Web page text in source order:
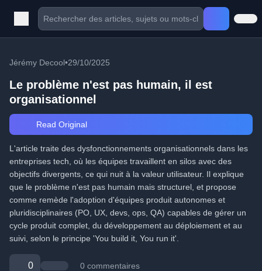
Jérémy Decool•29/10/2025
Le problème n'est pas humain, il est
organisationnel
Read Original
L'article traite des dysfonctionnements organisationnels dans les
entreprises tech, où les équipes travaillent en silos avec des
objectifs divergents, ce qui nuit à la valeur utilisateur. Il explique
que le problème n'est pas humain mais structurel, et propose
comme remède l'adoption d'équipes produit autonomes et
pluridisciplinaires (PO, UX, devs, ops, QA) capables de gérer un
cycle produit complet, du développement au déploiement et au
suivi, selon le principe 'You build it, You run it'.
0 0 commentaires